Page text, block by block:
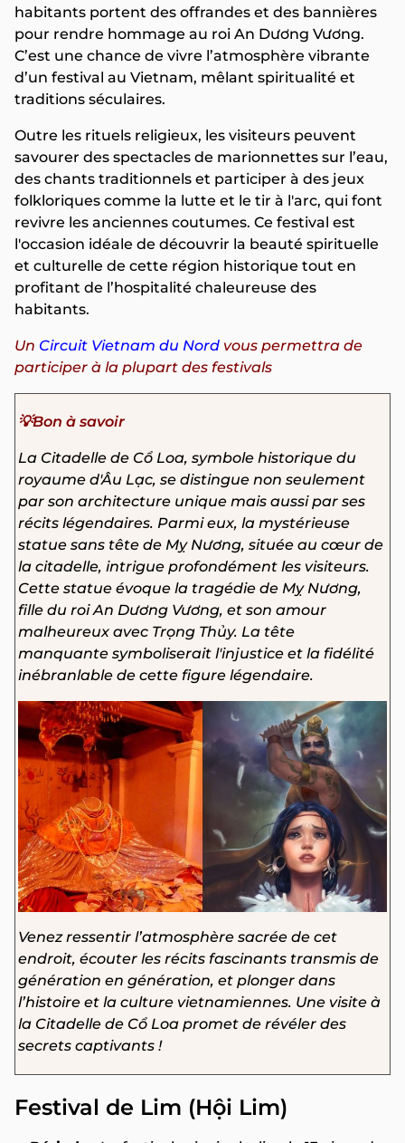
habitants portent des offrandes et des bannières
pour rendre hommage au roi An Dương Vương.
C’est une chance de vivre l’atmosphère vibrante
d’un festival au Vietnam, mêlant spiritualité et
traditions séculaires.
Outre les rituels religieux, les visiteurs peuvent
savourer des spectacles de marionnettes sur l’eau,
des chants traditionnels et participer à des jeux
folkloriques comme la lutte et le tir à l'arc, qui font
revivre les anciennes coutumes. Ce festival est
l'occasion idéale de découvrir la beauté spirituelle
et culturelle de cette région historique tout en
profitant de l’hospitalité chaleureuse des
habitants.
Un Circuit Vietnam du Nord vous permettra de
participer à la plupart des festivals
💡Bon à savoir
La Citadelle de Cổ Loa, symbole historique du
royaume d'Âu Lạc, se distingue non seulement
par son architecture unique mais aussi par ses
récits légendaires. Parmi eux, la mystérieuse
statue sans tête de Mỵ Nương, située au cœur de
la citadelle, intrigue profondément les visiteurs.
Cette statue évoque la tragédie de Mỵ Nương,
fille du roi An Dương Vương, et son amour
malheureux avec Trọng Thủy. La tête
manquante symboliserait l'injustice et la fidélité
inébranlable de cette figure légendaire.
Venez ressentir l’atmosphère sacrée de cet
endroit, écouter les récits fascinants transmis de
génération en génération, et plonger dans
l’histoire et la culture vietnamiennes. Une visite à
la Citadelle de Cổ Loa promet de révéler des
secrets captivants !
Festival de Lim (Hội Lim)